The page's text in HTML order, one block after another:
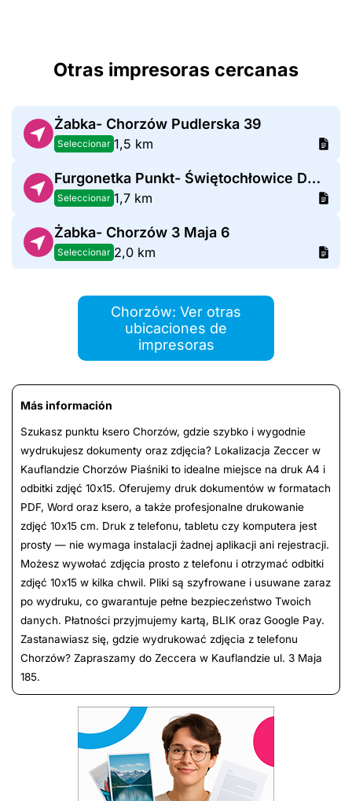
Otras impresoras cercanas
Żabka- Chorzów Pudlerska 39
Seleccionar 1,5 km
Furgonetka Punkt- Świętochłowice Dworcowa 28
Seleccionar 1,7 km
Żabka- Chorzów 3 Maja 6
Seleccionar 2,0 km
Chorzów: Ver otras
ubicaciones de
impresoras
Más información
Szukasz punktu ksero Chorzów, gdzie szybko i wygodnie
wydrukujesz dokumenty oraz zdjęcia? Lokalizacja Zeccer w
Kauflandzie Chorzów Piaśniki to idealne miejsce na druk A4 i
odbitki zdjęć 10x15. Oferujemy druk dokumentów w formatach
PDF, Word oraz ksero, a także profesjonalne drukowanie
zdjęć 10x15 cm. Druk z telefonu, tabletu czy komputera jest
prosty — nie wymaga instalacji żadnej aplikacji ani rejestracji.
Możesz wywołać zdjęcia prosto z telefonu i otrzymać odbitki
zdjęć 10x15 w kilka chwil. Pliki są szyfrowane i usuwane zaraz
po wydruku, co gwarantuje pełne bezpieczeństwo Twoich
danych. Płatności przyjmujemy kartą, BLIK oraz Google Pay.
Zastanawiasz się, gdzie wydrukować zdjęcia z telefonu
Chorzów? Zapraszamy do Zeccera w Kauflandzie ul. 3 Maja
185.